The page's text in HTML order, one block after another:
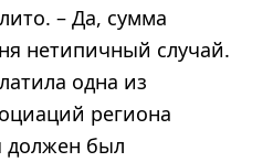
– Да, сумма
нетипичный случай.
одна из
региона
должен был